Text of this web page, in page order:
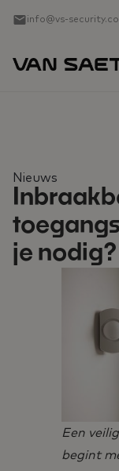
info@vs-
Nieuws
je nodig?
Een
begint